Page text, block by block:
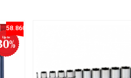
58.86075949367089%